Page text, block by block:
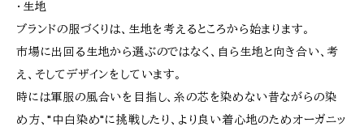
・生地
ブランドの服づくりは、生地を考えるところから始まります。
市場に出回る生地から選ぶのではなく、自ら生地と向き合い、考
え、そしてデザインをしています。
時には軍服の風合いを目指し、糸の芯を染めない昔ながらの染
め方、"中白染め"に挑戦したり、より良い着心地のためオーガニッ